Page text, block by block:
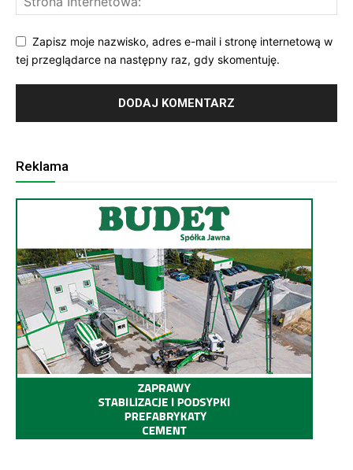
Zapisz moje nazwisko, adres e-mail i stronę internetową w
tej przeglądarce na następny raz, gdy skomentuję.
Reklama